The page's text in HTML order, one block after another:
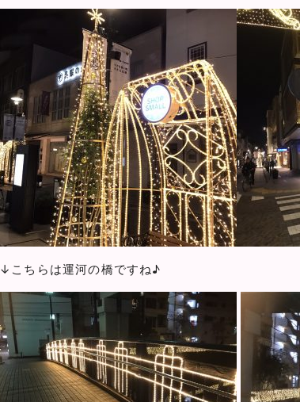
↓こちらは運河の橋ですね♪